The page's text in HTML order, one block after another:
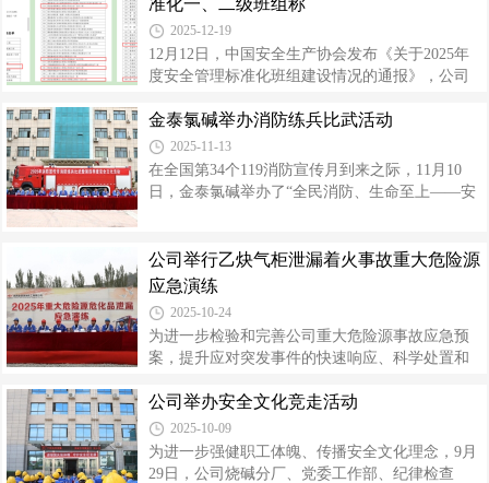
况，杜绝环境污染隐患。针对排查发现的隐患问
题，现场告知责任单位，明确整改责任人、整改
措施，实行即时整改；对需持续推进的隐患治
理，明确时限、跟踪督办，确保隐患整改不留死
角、形成闭环。下一步，公司将持续履行好区域
准化一、二级班组称
2025-12-19
12月12日，中国安全生产协会发布《关于2025年
度安全管理标准化班组建设情况的通报》，公司
标准化一级班组”，四个“安全管理标准化一级班
组”，两个“优秀班组长”。近年来，根据集团安全
管理标准化班组创建的工作部署，公司积极组织
开展安全管理标准化班组创建工作，推进公司安
管理标准化班组评定规范通用要求》标准，积极
对标行业先进，持续优化管理机制，构建起科
学、务实的班组安全管理体系。
金泰氯碱举办消防练兵比武活动
2025-11-13
在全国第34个119消防宣传月到来之际，11月10
日，金泰氯碱举办了“全民消防、生命至上——安
海峰，副总经理郭栋、王奋斗、张晓峰及各部
门、分厂负责人150余人现场观摩。本次消防练兵
急救援、消防知识你比我猜等环节。各参赛队伍
在口令下达后，迅速行动、分工明确，动作规范
连贯、队员之间密切配合，既赛出了成绩、赛出
了水平，展示了团队合作精神，同时也向观众展
示了如何正确使用消防器材、在火灾中如
公司举行乙炔气柜泄漏着火事故重大危险源
应急演练
2025-10-24
为进一步检验和完善公司重大危险源事故应急预
案，提升应对突发事件的快速响应、科学处置和
乙炔气柜区域组织开展“重大危险源乙炔气柜汽水
分离器底部法兰泄漏着火事故”应急演练。公司党
委副书记、总经理高利平，副总经理郭栋、各相
关部门、分厂负责人及50多名员工现场观摩。演
公司举办安全文化竞走活动
2025-10-09
为进一步强健职工体魄、传播安全文化理念，9月
29日，公司烧碱分厂、党委工作部、纪律检查